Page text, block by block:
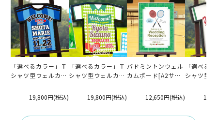
「選べるカラー」Ｔ
シャツ型ウェルカム
19,800円(税込)
「選べるカラー」Ｔ
シャツ型ウェルカム
19,800円(税込)
バドミントンウェル
カムボード[A2サイ
12,650円(税込)
「選べる
シャツ型